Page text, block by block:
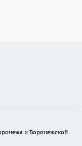
и Воронежской